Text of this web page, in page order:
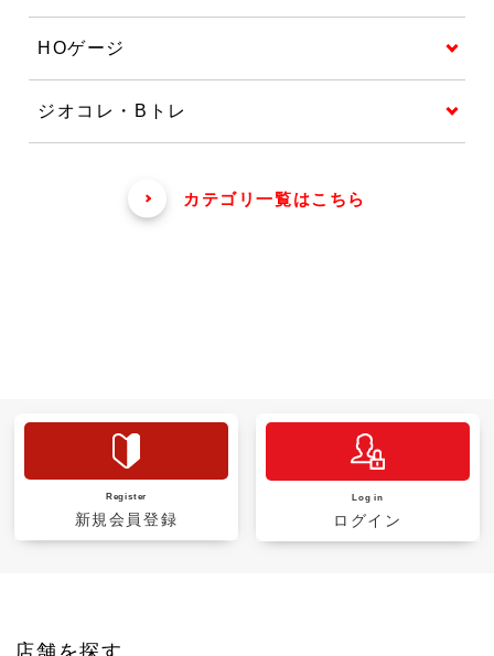
HOゲージ
ジオコレ・Bトレ
カテゴリ一覧はこちら
Register
新規会員登録
Log in
ログイン